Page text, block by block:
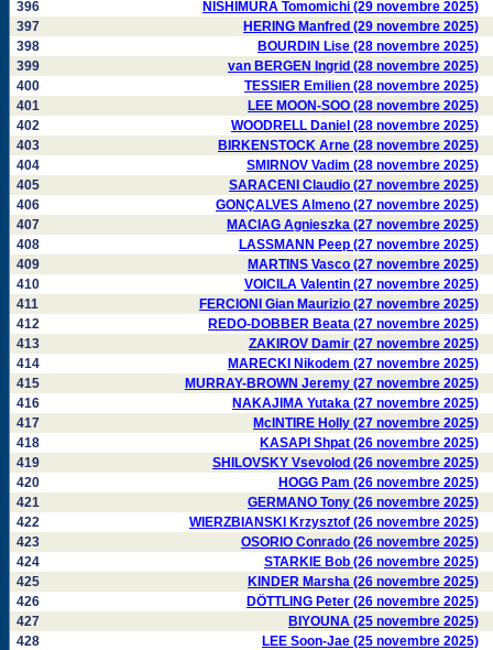
396
NISHIMURA Tomomichi (29 novembre 2025)
397
HERING Manfred (29 novembre 2025)
398
BOURDIN Lise (28 novembre 2025)
399
van BERGEN Ingrid (28 novembre 2025)
400
TESSIER Emilien (28 novembre 2025)
401
LEE MOON-SOO (28 novembre 2025)
402
WOODRELL Daniel (28 novembre 2025)
403
BIRKENSTOCK Arne (28 novembre 2025)
404
SMIRNOV Vadim (28 novembre 2025)
405
SARACENI Claudio (27 novembre 2025)
406
GONÇALVES Almeno (27 novembre 2025)
407
MACIAG Agnieszka (27 novembre 2025)
408
LASSMANN Peep (27 novembre 2025)
409
MARTINS Vasco (27 novembre 2025)
410
VOICILA Valentin (27 novembre 2025)
411
FERCIONI Gian Maurizio (27 novembre 2025)
412
REDO-DOBBER Beata (27 novembre 2025)
413
ZAKIROV Damir (27 novembre 2025)
414
MARECKI Nikodem (27 novembre 2025)
415
MURRAY-BROWN Jeremy (27 novembre 2025)
416
NAKAJIMA Yutaka (27 novembre 2025)
417
McINTIRE Holly (27 novembre 2025)
418
KASAPI Shpat (26 novembre 2025)
419
SHILOVSKY Vsevolod (26 novembre 2025)
420
HOGG Pam (26 novembre 2025)
421
GERMANO Tony (26 novembre 2025)
422
WIERZBIANSKI Krzysztof (26 novembre 2025)
423
OSORIO Conrado (26 novembre 2025)
424
STARKIE Bob (26 novembre 2025)
425
KINDER Marsha (26 novembre 2025)
426
DÖTTLING Peter (26 novembre 2025)
427
BIYOUNA (25 novembre 2025)
428
LEE Soon-Jae (25 novembre 2025)